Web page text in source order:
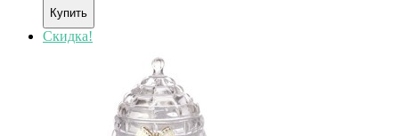
Купить
Скидка!